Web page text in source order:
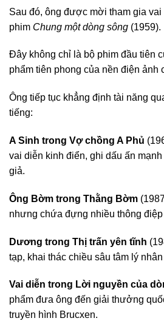
Sau đó, ông được mời tham gia
phim Chung một dòng sông (1959).
Đây không chỉ là bộ phim đầu tiên
phẩm tiên phong của nền điện ảnh
Ông tiếp tục khẳng định tài năng
tiếng:
A Sinh trong Vợ chồng A Phủ
vai diễn kinh điển, ghi dấu ấn
giả.
Ông Bờm trong Thằng Bờm
nhưng chứa đựng nhiều thông điệp
Dương trong Thị trấn yên tĩnh
tạp, khai thác chiều sâu tâm lý nhân
Vai diễn trong Lời nguyền của
phẩm đưa ông đến giải thưởng
truyền hình Brucxen.